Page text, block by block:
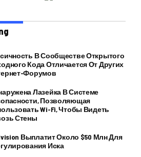
В Сообществе Открытого
Кода Отличается От Других
Форумов
Лазейка В Системе
Позволяющая
Wi-Fi, Чтобы Видеть
Стены
Выплатит Около $50 Млн Для
Иска